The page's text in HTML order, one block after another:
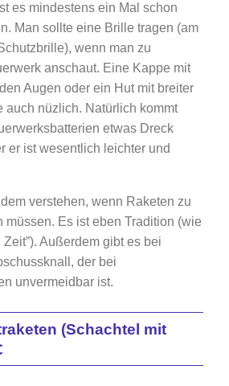
es mindestens ein Mal schon
Man sollte eine Brille tragen (am
wenn man zu
anschaut. Eine Kappe mit
Augen oder ein Hut mit breiter
auch nüzlich. Natürlich kommt
etwas Dreck
er ist wesentlich leichter und
verstehen, wenn Raketen zu
müssen. Es ist eben Tradition (wie
Zeit”). Außerdem gibt es bei
der bei
unvermeidbar ist.
(Schachtel mit